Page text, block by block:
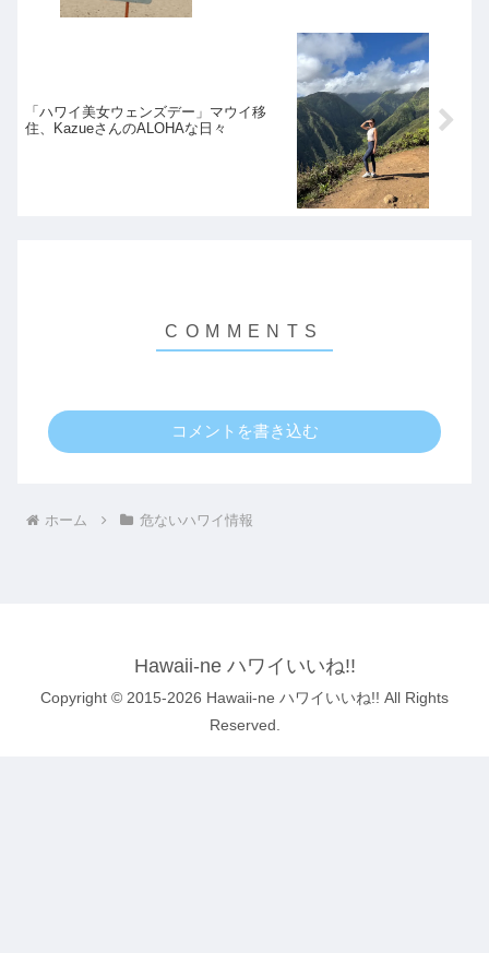
「ハワイ美女ウェンズデー」マウイ移
住、KazueさんのALOHAな日々
コメントを書き込む
ホーム 危ないハワイ情報
Hawaii-ne ハワイいいね!!
Copyright © 2015-2026 Hawaii-ne ハワイいいね!! All Rights
Reserved.